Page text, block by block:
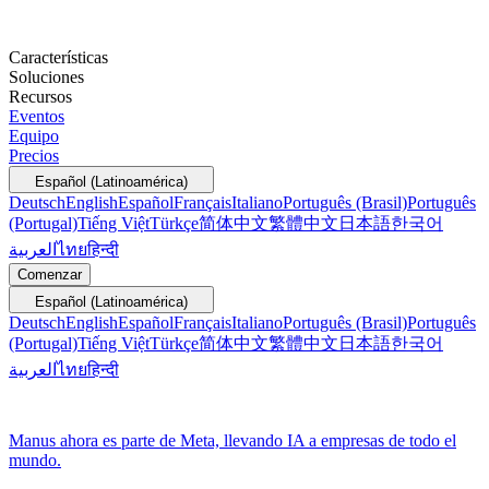
Características
Soluciones
Recursos
Eventos
Equipo
Precios
Español (Latinoamérica)
DeutschEnglishEspañolFrançaisItalianoPortuguês (Brasil)Português
(Portugal)Tiếng ViệtTürkçe简体中文繁體中文 日本語한국어
العربيةไทยहिन्दी
Comenzar
Español (Latinoamérica)
DeutschEnglishEspañolFrançaisItalianoPortuguês (Brasil)Português
(Portugal)Tiếng ViệtTürkçe简体中文繁體中文 日本語한국어
العربيةไทยहिन्दी
Manus ahora es parte de Meta, llevando IA a empresas de todo el
mundo.